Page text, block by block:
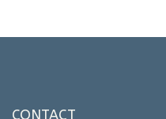
CONTACT